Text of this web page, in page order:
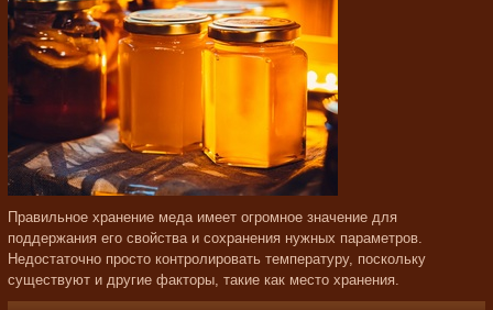
Правильное хранение меда имеет огромное значение для
поддержания его свойства и сохранения нужных параметров.
Недостаточно просто контролировать температуру, поскольку
существуют и другие факторы, такие как место хранения.